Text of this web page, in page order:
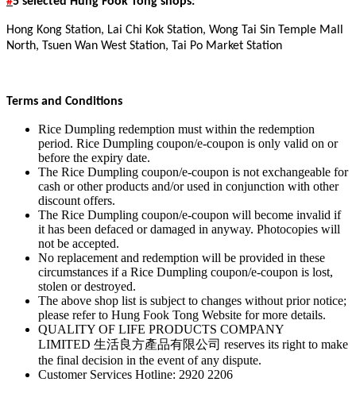
Hong Kong Station, Lai Chi Kok Station, Wong Tai Sin Temple Mall
North, Tsuen Wan West Station, Tai Po Market Station
Terms and Conditions
Rice Dumpling redemption must within the redemption
period. Rice Dumpling coupon/e-coupon is only valid on or
before the expiry date.
The Rice Dumpling coupon/e-coupon is not exchangeable for
cash or other products and/or used in conjunction with other
discount offers.
The Rice Dumpling coupon/e-coupon will become invalid if
it has been defaced or damaged in anyway. Photocopies will
not be accepted.
No replacement and redemption will be provided in these
circumstances if a Rice Dumpling coupon/e-coupon is lost,
stolen or destroyed.
The above shop list is subject to changes without prior notice;
please refer to Hung Fook Tong Website for more details.
QUALITY OF LIFE PRODUCTS COMPANY
LIMITED 生活良方產品有限公司 reserves its right to make
the final decision in the event of any dispute.
Customer Services Hotline: 2920 2206